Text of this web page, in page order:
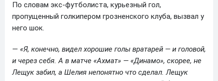
По словам экс-футболиста, курьезный гол,
пропущенный голкипером грозненского клуба, вызвал у
него шок.
— «Я, конечно, видел хорошие голы вратарей — и головой,
и через себя. А в матче «Ахмат» — «Динамо», скорее, не
Лещук забил, а Шелия непонятно что сделал. Лещук